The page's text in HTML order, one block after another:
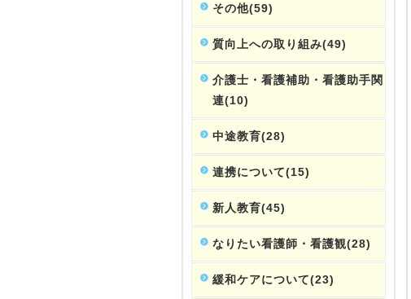
その他(59)
質向上への取り組み(49)
介護士・看護補助・看護助手関
連(10)
中途教育(28)
連携について(15)
新人教育(45)
なりたい看護師・看護観(28)
緩和ケアについて(23)